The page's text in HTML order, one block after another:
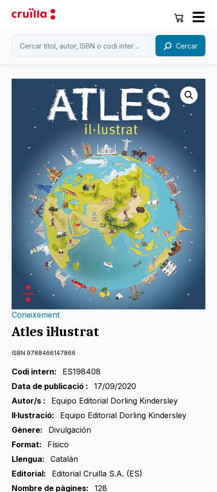
Cercar
Coneixement
Atles il·lustrat
ISBN 9788466147866
Codi intern:
ES198408
Data de publicació :
17/09/2020
Autor/s :
Equipo Editorial Dorling Kindersley
Il·lustració:
Equipo Editorial Dorling Kindersley
Gènere:
Divulgación
Format:
Físico
Llengua:
Catalán
Editorial:
Editorial Cruilla S.A. (ES)
Nombre de pàgines:
128